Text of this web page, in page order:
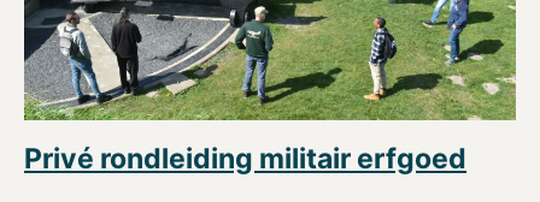
Privé rondleiding militair erfgoed